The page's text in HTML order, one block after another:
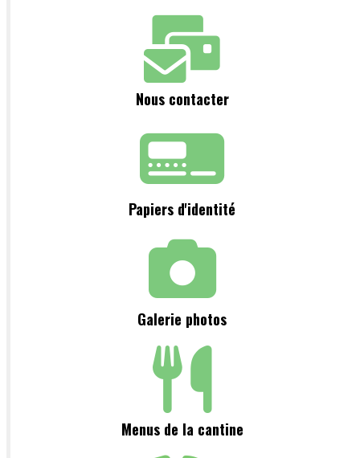
Nous contacter
Papiers d'identité
Galerie photos
Menus de la cantine